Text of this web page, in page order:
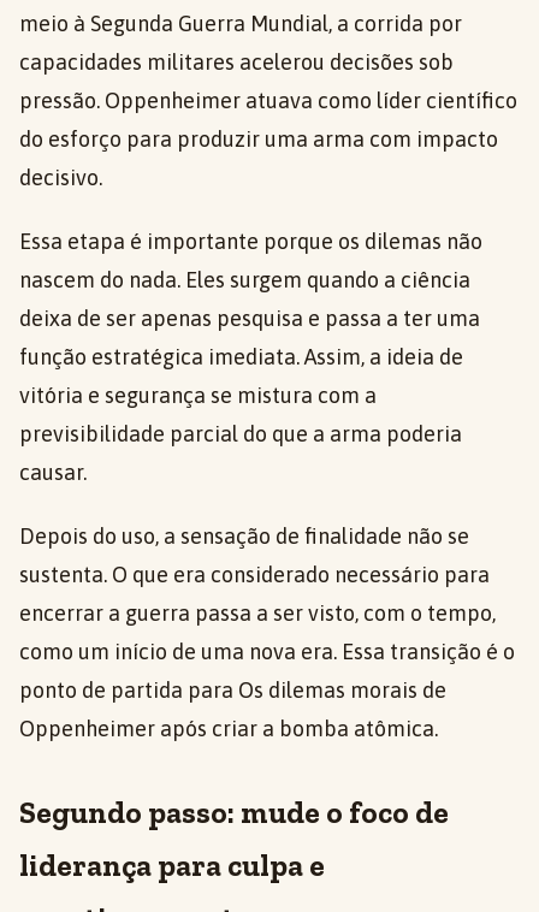
meio à Segunda Guerra Mundial, a corrida por
capacidades militares acelerou decisões sob
pressão. Oppenheimer atuava como líder científico
do esforço para produzir uma arma com impacto
decisivo.
Essa etapa é importante porque os dilemas não
nascem do nada. Eles surgem quando a ciência
deixa de ser apenas pesquisa e passa a ter uma
função estratégica imediata. Assim, a ideia de
vitória e segurança se mistura com a
previsibilidade parcial do que a arma poderia
causar.
Depois do uso, a sensação de finalidade não se
sustenta. O que era considerado necessário para
encerrar a guerra passa a ser visto, com o tempo,
como um início de uma nova era. Essa transição é o
ponto de partida para Os dilemas morais de
Oppenheimer após criar a bomba atômica.
Segundo passo: mude o foco de
liderança para culpa e